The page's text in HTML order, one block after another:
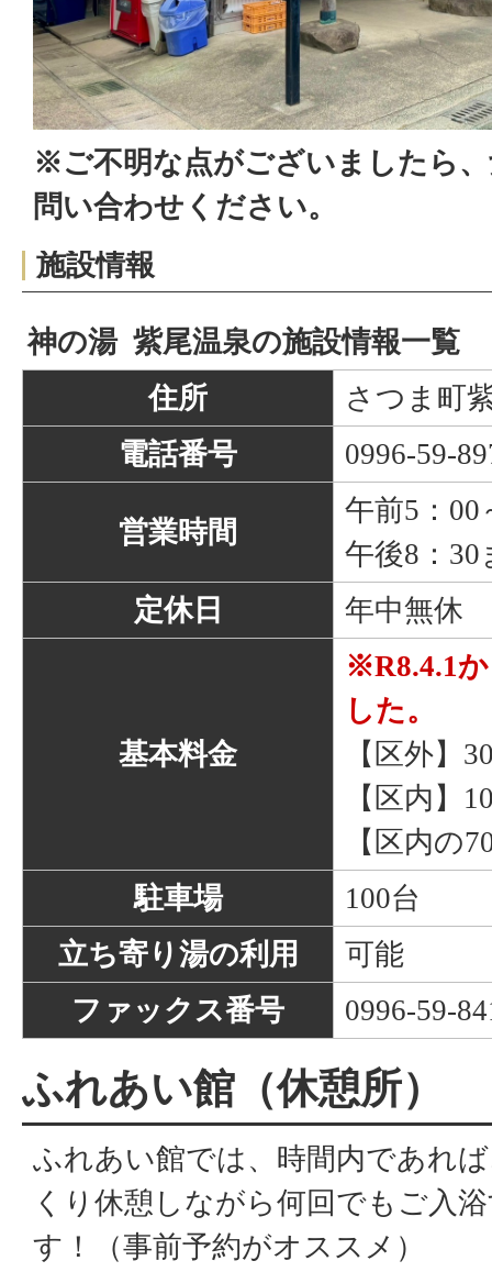
※ご不明な点がございましたら
問い合わせください。
施設情報
神の湯 紫尾温泉の施設情報一覧
住所
さつま町
電話番号
0996-59-
営業時間
午前5：00
午後8：30
定休日
年中無休
基本料金
※R8.4.1
した。
【区外】
【区内】
【区内の
駐車場
100台
立ち寄り湯の利用
可能
ファックス番号
0996-59-
ふれあい館（休憩所）
ふれあい館では、時間内であれ
くり休憩しながら何回でもご入
す！（事前予約がオススメ）